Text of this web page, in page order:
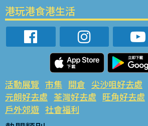
港玩港食港生活
活動展覽 市集 開倉 尖沙咀好去處
元朗好去處 荃灣好去處 旺角好去處
戶外郊遊 社會福利